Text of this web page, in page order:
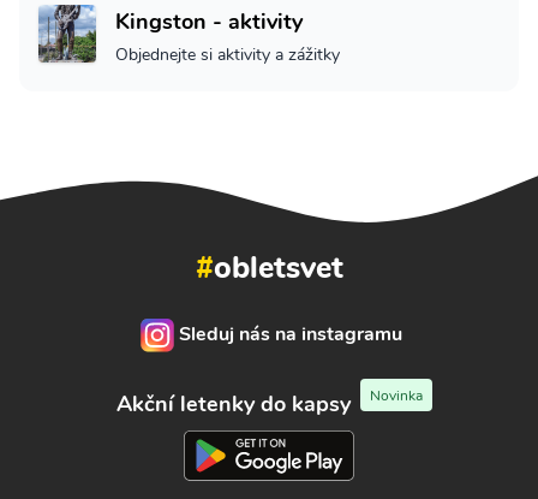
Kingston - aktivity
Objednejte si aktivity a zážitky
#obletsvet
Sleduj nás na instagramu
Akční letenky do kapsy Novinka